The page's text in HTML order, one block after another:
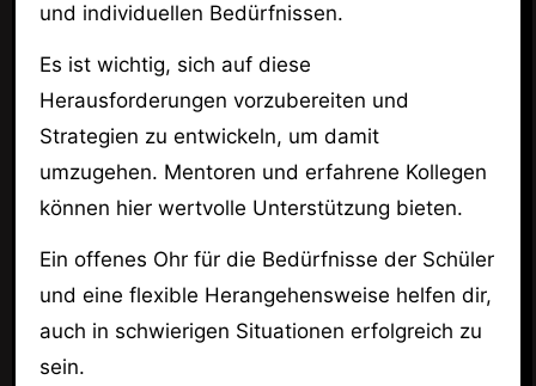
und individuellen Bedürfnissen.
Es ist wichtig, sich auf diese
Herausforderungen vorzubereiten und
Strategien zu entwickeln, um damit
umzugehen. Mentoren und erfahrene Kollegen
können hier wertvolle Unterstützung bieten.
Ein offenes Ohr für die Bedürfnisse der Schüler
und eine flexible Herangehensweise helfen dir,
auch in schwierigen Situationen erfolgreich zu
sein.